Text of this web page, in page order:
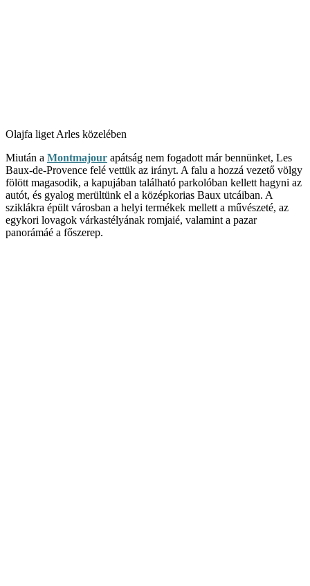
Olajfa liget Arles közelében
Miután a Montmajour apátság nem fogadott már bennünket, Les
Baux-de-Provence felé vettük az irányt. A falu a hozzá vezető völgy
fölött magasodik, a kapujában található parkolóban kellett hagyni az
autót, és gyalog merültünk el a középkorias Baux utcáiban. A
sziklákra épült városban a helyi termékek mellett a művészeté, az
egykori lovagok várkastélyának romjaié, valamint a pazar
panorámáé a főszerep.